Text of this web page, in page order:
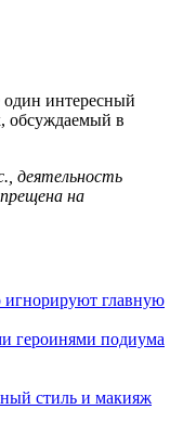
один интересный
обсуждаемый в
деятельность
на
героинями подиума
стиль и макияж